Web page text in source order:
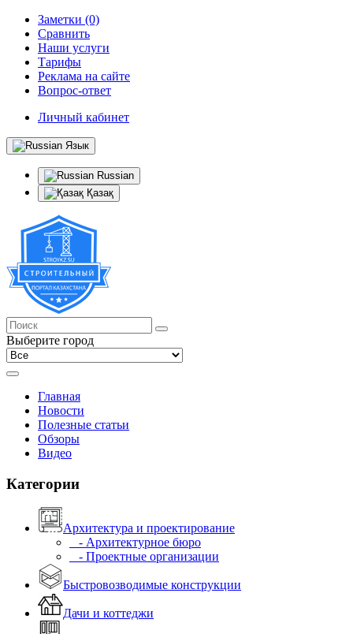
Заметки (0)
Сравнить
Наши услуги
Тарифы
Реклама на сайте
Вопрос-ответ
Личный кабинет
Язык
Russian
Қазақ
Выберите город
Главная
Новости
Полезные статьи
Обзоры
Видео
Категории
Архитектура и проектирование
- Архитектурное бюро
- Проектные организации
Быстровозводимые конструкции
Дачи и коттеджи